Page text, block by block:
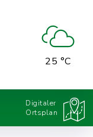
25 °C
Digitaler
Ortsplan